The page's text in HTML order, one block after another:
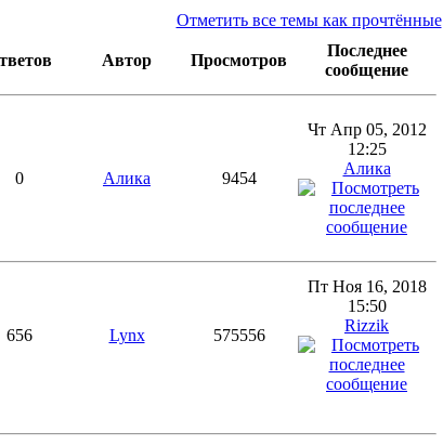
Отметить все темы как прочтённые
Автор Просмотров
Последнее
сообщение
0 Алика 9454
Чт Апр 05, 2012
12:25
Алика
656 Lynx 575556
Пт Ноя 16, 2018
15:50
Rizzik